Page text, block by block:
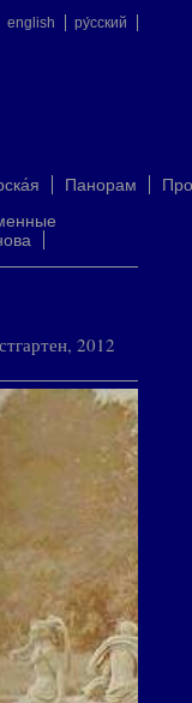
english ру́сский
Панорам
2012